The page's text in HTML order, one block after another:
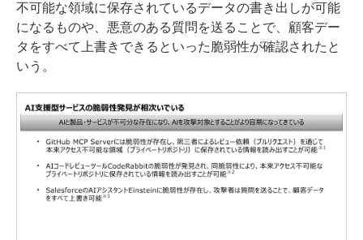
不可能な領域に保存されているデータの書き出しが可能
になるものや、悪意のある質問を送ることで、顧客デー
タをすべて上書きできるといった脆弱性が確認されたと
いう。